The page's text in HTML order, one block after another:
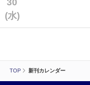
TOP 新刊カレンダー
30
(水)